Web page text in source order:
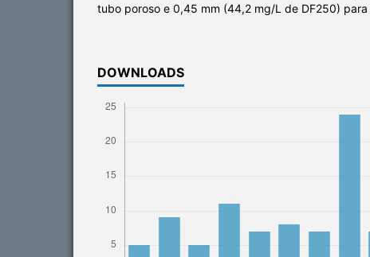
tubo poroso e 0,45 mm (44,2 mg/L de DF250)
DOWNLOADS